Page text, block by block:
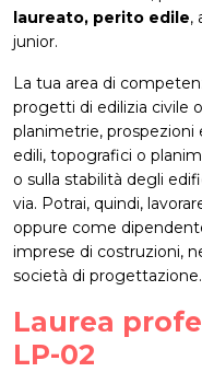
laureato, perito edile,
junior.
La tua area di
progetti di edilizia civile
planimetrie, prospezioni
edili, topografici o
o sulla stabilità degli
via. Potrai, quindi,
oppure come
imprese di costruzioni,
società di progettazione.
Laurea
LP-02